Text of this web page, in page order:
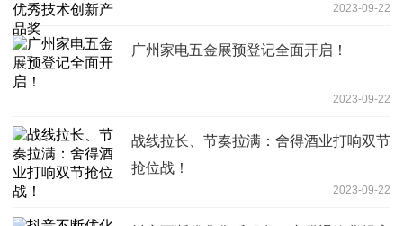
2023-09-22
广州家电五金展预登记全面开启！
2023-09-22
战线拉长、节奏拉满：舍得酒业打响双节
抢位战！
2023-09-22